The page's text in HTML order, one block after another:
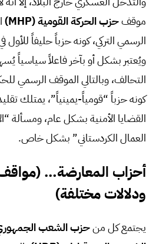
موقفحزب الحركة القومية(MHP)
الرسمي التركي، كونه حزباً حليفاً
ويُعتبر بشكل أو بآخر فاعلاً سياسياً
التحالف، وبالتالي الموقف الرسمي
كونه حزباً “قومياً-يمينياً”، يمتلك
القضايا الأمنية بشكل عام، ومسألة
العمال الكردستاني” بشكل خاص.
أحزاب المعارضة… (مواقف
ودلالات مختلفة)
يجتمع كل منحزب الشعب